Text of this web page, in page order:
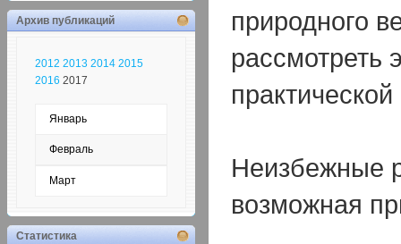
природного
рассмотреть
Неизбежные
возможная
Архив публикаций
2012 2013 2014 2015
2016 2017
Январь
Февраль
Март
Статистика